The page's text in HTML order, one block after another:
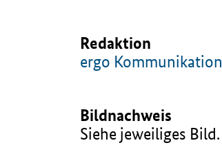
Redaktion
ergo Kommunikation
Bildnachweis
Siehe jeweiliges Bild.